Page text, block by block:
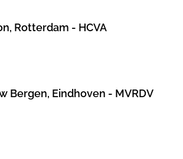
Rotterdam - HCVA
Bergen, Eindhoven - MVRDV